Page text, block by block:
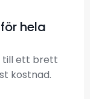
hela
till ett brett
kostnad.